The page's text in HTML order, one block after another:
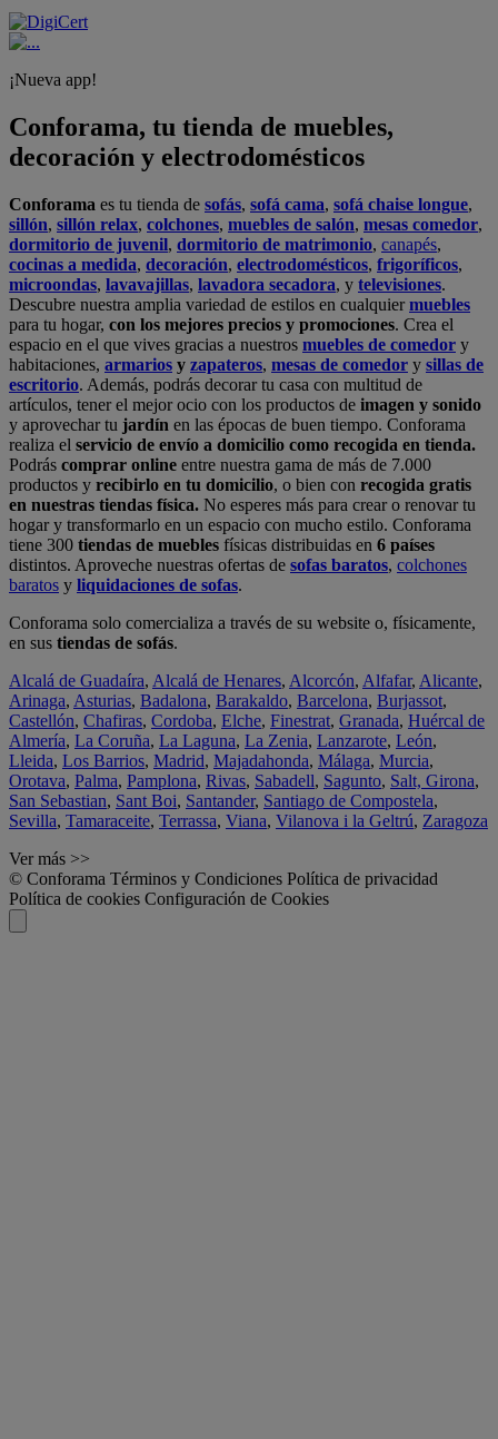
¡Nueva app!
Conforama, tu tienda de muebles,
decoración y electrodomésticos
Conforama es tu tienda de sofás, sofá cama, sofá chaise longue,
sillón, sillón relax, colchones, muebles de salón, mesas comedor,
dormitorio de juvenil, dormitorio de matrimonio, canapés,
cocinas a medida, decoración, electrodomésticos, frigoríficos,
microondas, lavavajillas, lavadora secadora, y televisiones.
Descubre nuestra amplia variedad de estilos en cualquiermuebles
para tu hogar, con los mejores precios y promociones. Crea el
espacio en el que vives gracias a nuestros muebles de comedor y
habitaciones, armarios y zapateros, mesas de comedor y sillas de
escritorio. Además, podrás decorar tu casa con multitud de
artículos, tener el mejor ocio con los productos de imagen y sonido
y aprovechar tu jardín en las épocas de buen tiempo. Conforama
realiza el servicio de envío a domicilio como recogida en tienda.
Podrás comprar online entre nuestra gama de más de 7.000
productos y recibirlo en tu domicilio, o bien con recogida gratis
en nuestras tiendas física. No esperes más para crear o renovar tu
hogar y transformarlo en un espacio con mucho estilo. Conforama
tiene 300 tiendas de muebles físicas distribuidas en 6 países
distintos. Aproveche nuestras ofertas de sofas baratos, colchones
baratos y liquidaciones de sofas.
Conforama solo comercializa a través de su website o, físicamente,
en sus tiendas de sofás.
Alcalá de Guadaíra, Alcalá de Henares, Alcorcón, Alfafar, Alicante,
Arinaga, Asturias, Badalona, Barakaldo, Barcelona, Burjassot,
Castellón, Chafiras, Cordoba, Elche, Finestrat, Granada, Huércal de
Almería, La Coruña, La Laguna, La Zenia, Lanzarote, León,
Lleida, Los Barrios, Madrid, Majadahonda, Málaga, Murcia,
Orotava, Palma, Pamplona, Rivas, Sabadell, Sagunto, Salt, Girona,
San Sebastian, Sant Boi, Santander, Santiago de Compostela,
Sevilla, Tamaraceite, Terrassa, Viana, Vilanova i la Geltrú, Zaragoza
Ver más >>
© Conforama Términos y Condiciones Política de privacidad
Política de cookies Configuración de Cookies